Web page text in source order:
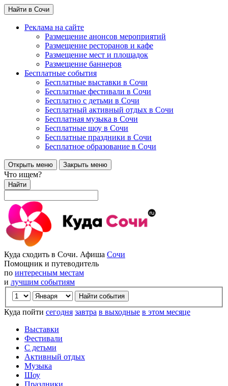
Найти в Сочи
Реклама на сайте
Размещение анонсов мероприятий
Размещение ресторанов и кафе
Размещение мест и площадок
Размещение баннеров
Бесплатные события
Бесплатные выставки в Сочи
Бесплатные фестивали в Сочи
Бесплатно с детьми в Сочи
Бесплатный активный отдых в Сочи
Бесплатная музыка в Сочи
Бесплатные шоу в Сочи
Бесплатные праздники в Сочи
Бесплатное образование в Сочи
Открыть меню Закрыть меню
Что ищем?
Найти
Куда сходить в Сочи. Афиша Сочи
Помощник и путеводитель
по интересным местам
и лучшим событиям
Куда пойти сегодня завтра в выходные в этом месяце
Выставки
Фестивали
С детьми
Активный отдых
Музыка
Шоу
Праздники